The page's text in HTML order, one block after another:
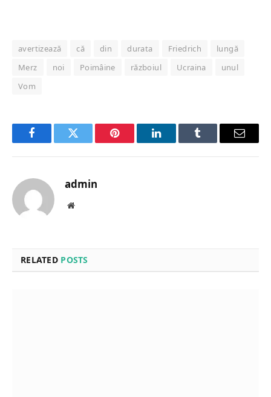
avertizează că din durata Friedrich
lungă
Merz
noi Poimâine războiul Ucraina
unul
Vom
FacebookTwitter Pinterest LinkedInTumblr Email
admin
Website
RELATED POSTS